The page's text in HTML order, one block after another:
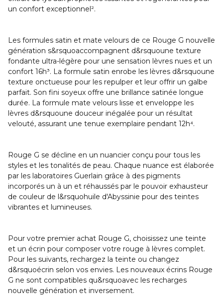
un confort exceptionnel².
Les formules satin et mate velours de ce Rouge G nouvelle
génération s&rsquoaccompagnent d&rsquoune texture
fondante ultra-légère pour une sensation lèvres nues et un
confort 16h³. La formule satin enrobe les lèvres d&rsquoune
texture onctueuse pour les repulper et leur offrir un galbe
parfait. Son fini soyeux offre une brillance satinée longue
durée. La formule mate velours lisse et enveloppe les
lèvres d&rsquoune douceur inégalée pour un résultat
velouté, assurant une tenue exemplaire pendant 12h⁴.
Rouge G se décline en un nuancier conçu pour tous les
styles et les tonalités de peau. Chaque nuance est élaborée
par les laboratoires Guerlain grâce à des pigments
incorporés un à un et réhaussés par le pouvoir exhausteur
de couleur de l&rsquohuile d'Abyssinie pour des teintes
vibrantes et lumineuses.
Pour votre premier achat Rouge G, choisissez une teinte
et un écrin pour composer votre rouge à lèvres complet.
Pour les suivants, rechargez la teinte ou changez
d&rsquoécrin selon vos envies. Les nouveaux écrins Rouge
G ne sont compatibles qu&rsquoavec les recharges
nouvelle génération et inversement.